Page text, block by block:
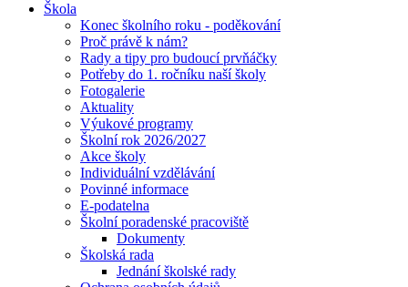
Škola
Konec školního roku - poděkování
Proč právě k nám?
Rady a tipy pro budoucí prvňáčky
Potřeby do 1. ročníku naší školy
Fotogalerie
Aktuality
Výukové programy
Školní rok 2026/2027
Akce školy
Individuální vzdělávání
Povinné informace
E-podatelna
Školní poradenské pracoviště
Dokumenty
Školská rada
Jednání školské rady